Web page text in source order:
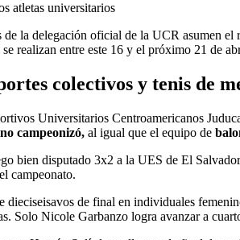
atletas universitarios
la delegación oficial de la UCR asumen
realizan entre este 16 y el próximo 21 de
colectivos y tenis de
Universitarios Centroamericanos
campeonizó, al igual que el equipo de
bien disputado 3x2 a la UES de El
campeonato.
dieciseisavos de final en individuales
Solo Nicole Garbanzo logra avanzar a